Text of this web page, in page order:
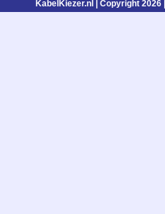
KabelKiezer.nl | Copyright 2026